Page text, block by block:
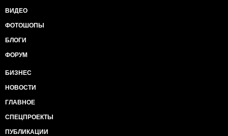
ВИДЕО
ФОТОШОПЫ
БЛОГИ
ФОРУМ
БИЗНЕС
НОВОСТИ
ГЛАВНОЕ
СПЕЦПРОЕКТЫ
ПУБЛИКАЦИИ